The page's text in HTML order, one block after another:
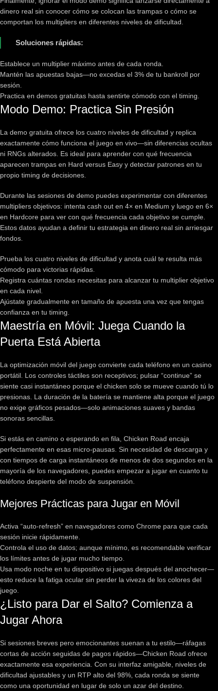
dinero real sin conocer cómo se colocan las trampas o cómo se
comportan los multipliers en diferentes niveles de dificultad.
Soluciones rápidas:
Establece un multiplier máximo antes de cada ronda.
Mantén las apuestas bajas—no excedas el 3% de tu bankroll por
sesión.
Practica en demos gratuitas hasta sentirte cómodo con el timing.
Modo Demo: Practica Sin Presión
La demo gratuita ofrece los cuatro niveles de dificultad y replica
exactamente cómo funciona el juego en vivo—sin diferencias ocultas
ni RNGs alterados. Es ideal para aprender con qué frecuencia
aparecen trampas en Hard versus Easy y detectar patrones en tu
propio timing de decisiones.
Durante las sesiones de demo puedes experimentar con diferentes
multipliers objetivos: intenta cash out en 4× en Medium y luego en 6×
en Hardcore para ver con qué frecuencia cada objetivo se cumple.
Estos datos ayudan a definir tu estrategia en dinero real sin arriesgar
fondos.
Prueba los cuatro niveles de dificultad y anota cuál te resulta más
cómodo para victorias rápidas.
Registra cuántas rondas necesitas para alcanzar tu multiplier objetivo
en cada nivel.
Ajústate gradualmente en tamaño de apuesta una vez que tengas
confianza en tu timing.
Maestría en Móvil: Juega Cuando la
Puerta Está Abierta
La optimización móvil del juego convierte cada teléfono en un casino
portátil. Los controles táctiles son receptivos; pulsar “continue” se
siente casi instantáneo porque el chicken solo se mueve cuando tú lo
presionas. La duración de la batería se mantiene alta porque el juego
no exige gráficos pesados—solo animaciones suaves y bandas
sonoras sencillas.
Si estás en camino o esperando en fila, Chicken Road encaja
perfectamente en esas micro‑pausas. Sin necesidad de descarga y
con tiempos de carga instantáneos de menos de dos segundos en la
mayoría de los navegadores, puedes empezar a jugar en cuanto tu
teléfono despierte del modo de suspensión.
Mejores Prácticas para Jugar en Móvil
Activa “auto‑refresh” en navegadores como Chrome para que cada
sesión inicie rápidamente.
Controla el uso de datos; aunque mínimo, es recomendable verificar
los límites antes de jugar mucho tiempo.
Usa modo noche en tu dispositivo si juegas después del anochecer—
esto reduce la fatiga ocular sin perder la viveza de los colores del
juego.
¿Listo para Dar el Salto? Comienza a
Jugar Ahora
Si sesiones breves pero emocionantes suenan a tu estilo—ráfagas
cortas de acción seguidas de pagos rápidos—Chicken Road ofrece
exactamente esa experiencia. Con su interfaz amigable, niveles de
dificultad ajustables y un RTP alto del 98%, cada ronda se siente
como una oportunidad en lugar de solo un azar del destino.